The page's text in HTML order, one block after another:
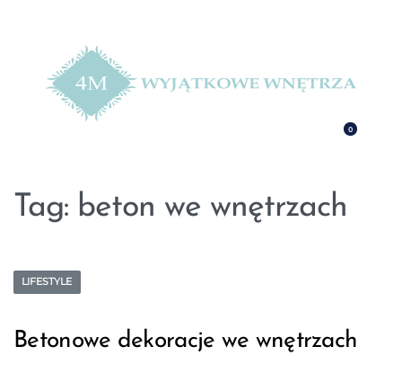
0
Tag: beton we wnętrzach
LIFESTYLE
Betonowe dekoracje we wnętrzach